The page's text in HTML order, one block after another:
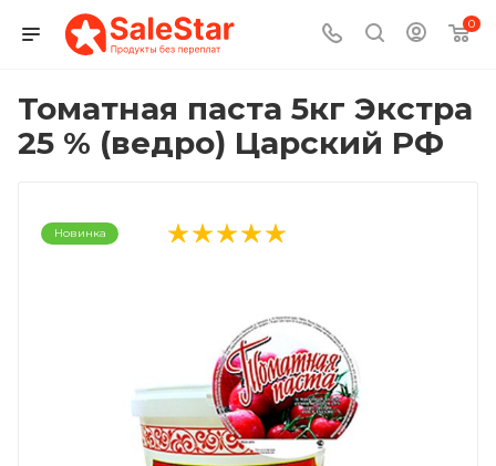
0
Томатная паста 5кг Экстра
25 % (ведро) Царский РФ
Новинка